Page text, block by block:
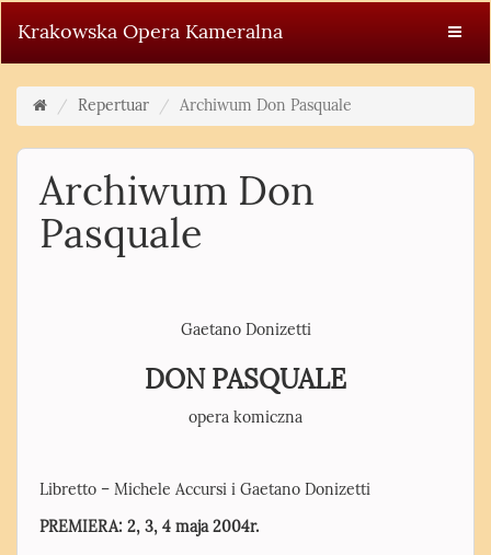
Krakowska Opera Kameralna
Repertuar Archiwum Don Pasquale
Archiwum Don
Pasquale
Gaetano Donizetti
DON PASQUALE
opera komiczna
Libretto – Michele Accursi i Gaetano Donizetti
PREMIERA: 2, 3, 4 maja 2004r.